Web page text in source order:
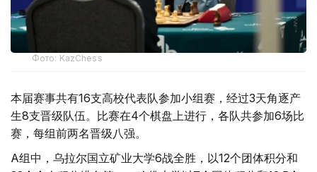
Фото: KazChess
本届赛事共有16支高校代表队参加小组赛，经过3天角逐产
生8支晋级队伍。比赛在4个棋盘上进行，各队共参加6场比
赛，每组前两名晋级八强。
A组中，乌拉尔国立矿业大学6战全胜，以12个团体积分和